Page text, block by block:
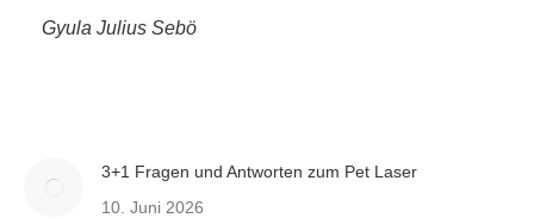
Gyula Julius Sebö
3+1 Fragen und Antworten zum Pet Laser
10. Juni 2026